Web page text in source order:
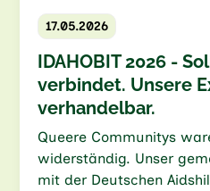
17.05.2026
IDAHOBIT 2026 -
verbindet. Unsere
verhandelbar.
Queere Communitys
widerständig. Unser
mit der Deutschen